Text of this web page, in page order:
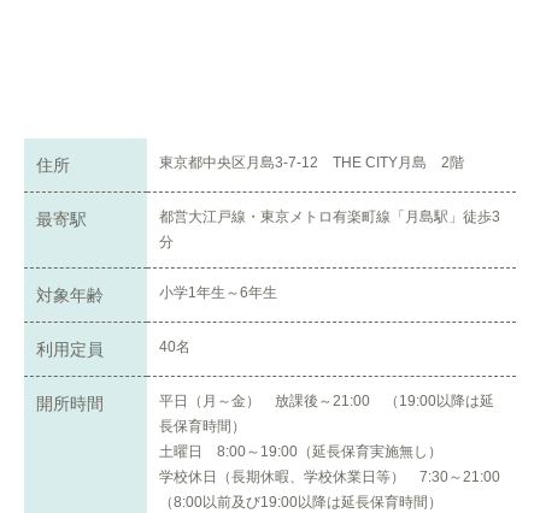
住所 東京都中央区月島3-7-12 THE CITY月島 2階
最寄駅
都営大江戸線・東京メトロ有楽町線「月島駅」徒歩3
分
対象年齢 小学1年生～6年生
利用定員 40名
開所時間
平日（月～金） 放課後～21:00 （19:00以降は延
長保育時間）
土曜日 8:00～19:00（延長保育実施無し）
学校休日（長期休暇、学校休業日等） 7:30～21:00
（8:00以前及び19:00以降は延長保育時間）